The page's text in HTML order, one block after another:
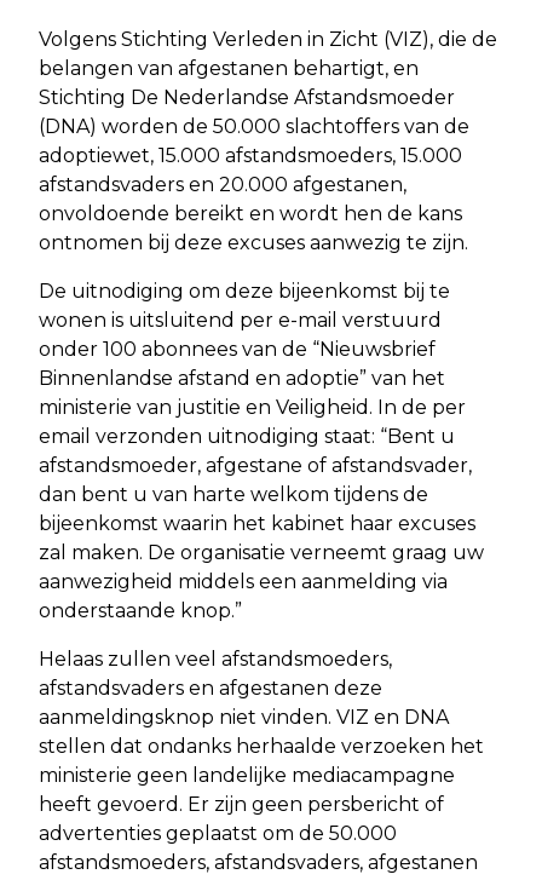
Volgens Stichting Verleden in Zicht (VIZ), die de
belangen van afgestanen behartigt, en
Stichting De Nederlandse Afstandsmoeder
(DNA) worden de 50.000 slachtoffers van de
adoptiewet, 15.000 afstandsmoeders, 15.000
afstandsvaders en 20.000 afgestanen,
onvoldoende bereikt en wordt hen de kans
ontnomen bij deze excuses aanwezig te zijn.
De uitnodiging om deze bijeenkomst bij te
wonen is uitsluitend per e-mail verstuurd
onder 100 abonnees van de “Nieuwsbrief
Binnenlandse afstand en adoptie” van het
ministerie van justitie en Veiligheid. In de per
email verzonden uitnodiging staat: “Bent u
afstandsmoeder, afgestane of afstandsvader,
dan bent u van harte welkom tijdens de
bijeenkomst waarin het kabinet haar excuses
zal maken. De organisatie verneemt graag uw
aanwezigheid middels een aanmelding via
onderstaande knop.”
Helaas zullen veel afstandsmoeders,
afstandsvaders en afgestanen deze
aanmeldingsknop niet vinden. VIZ en DNA
stellen dat ondanks herhaalde verzoeken het
ministerie geen landelijke mediacampagne
heeft gevoerd. Er zijn geen persbericht of
advertenties geplaatst om de 50.000
afstandsmoeders, afstandsvaders, afgestanen